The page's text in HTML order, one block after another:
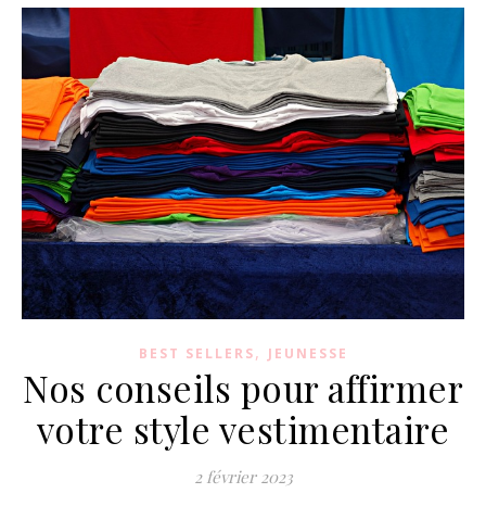
BEST SELLERS, JEUNESSE
Nos conseils pour affirmer
votre style vestimentaire
2 février 2023